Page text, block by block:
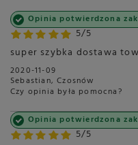
5/5
Opinia potwierdzona
super szybka dostawa
2020-11-09
Sebastian, Czosnów
Czy opinia była pomocna?
5/5
Opinia potwierdzona